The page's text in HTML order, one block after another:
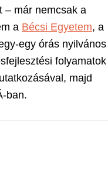
– már nemcsak a
a Bécsi Egyetem, a
egy órás nyilvános
folyamatok
majd
ban.